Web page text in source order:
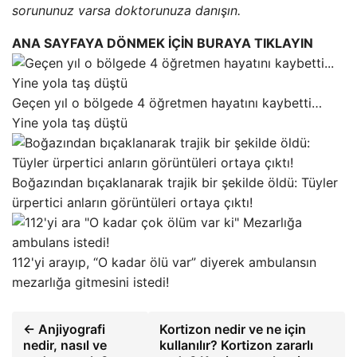
sorununuz varsa doktorunuza danışın.
ANA SAYFAYA DÖNMEK İÇİN BURAYA TIKLAYIN
Geçen yıl o bölgede 4 öğretmen hayatını kaybetti…
Yine yola taş düştü
Boğazından bıçaklanarak trajik bir şekilde öldü: Tüyler
ürpertici anların görüntüleri ortaya çıktı!
112'yi arayıp, “O kadar ölü var” diyerek ambulansın
mezarlığa gitmesini istedi!
← Anjiyografi
nedir, nasıl ve
Kortizon nedir ve ne için
kullanılır? Kortizon zararlı